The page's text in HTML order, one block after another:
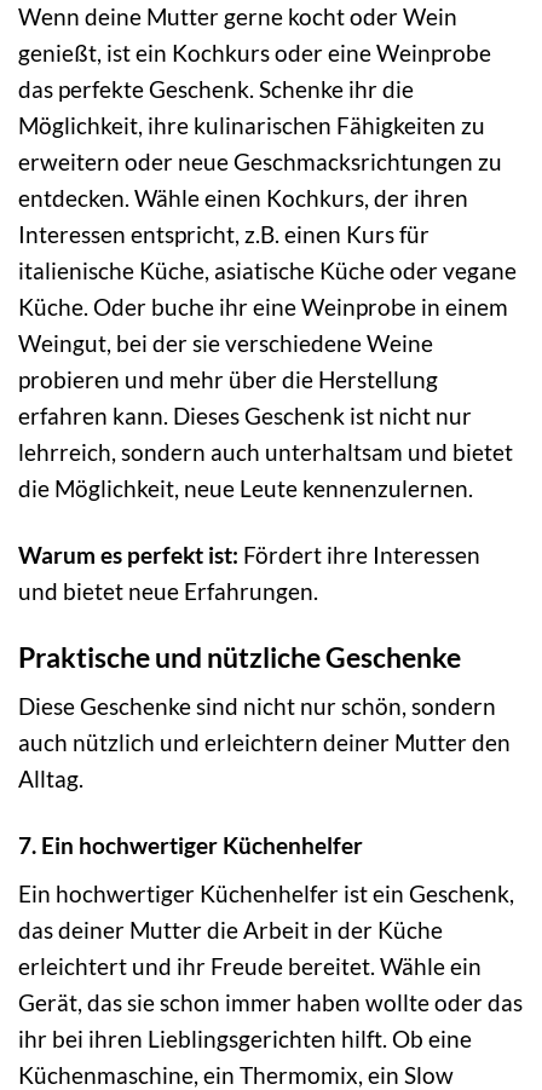
Wenn deine Mutter gerne kocht oder Wein
genießt, ist ein Kochkurs oder eine Weinprobe
das perfekte Geschenk. Schenke ihr die
Möglichkeit, ihre kulinarischen Fähigkeiten zu
erweitern oder neue Geschmacksrichtungen zu
entdecken. Wähle einen Kochkurs, der ihren
Interessen entspricht, z.B. einen Kurs für
italienische Küche, asiatische Küche oder vegane
Küche. Oder buche ihr eine Weinprobe in einem
Weingut, bei der sie verschiedene Weine
probieren und mehr über die Herstellung
erfahren kann. Dieses Geschenk ist nicht nur
lehrreich, sondern auch unterhaltsam und bietet
die Möglichkeit, neue Leute kennenzulernen.
Warum es perfekt ist: Fördert ihre Interessen
und bietet neue Erfahrungen.
Praktische und nützliche Geschenke
Diese Geschenke sind nicht nur schön, sondern
auch nützlich und erleichtern deiner Mutter den
Alltag.
7. Ein hochwertiger Küchenhelfer
Ein hochwertiger Küchenhelfer ist ein Geschenk,
das deiner Mutter die Arbeit in der Küche
erleichtert und ihr Freude bereitet. Wähle ein
Gerät, das sie schon immer haben wollte oder das
ihr bei ihren Lieblingsgerichten hilft. Ob eine
Küchenmaschine, ein Thermomix, ein Slow